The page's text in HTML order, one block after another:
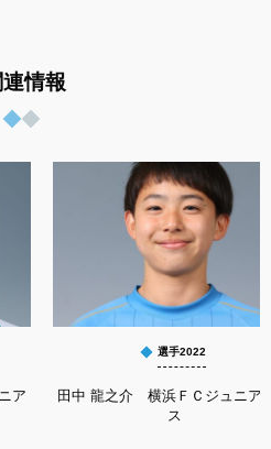
連情報
ア
選手2022
田中 龍之介 横浜ＦＣジュニア
ス